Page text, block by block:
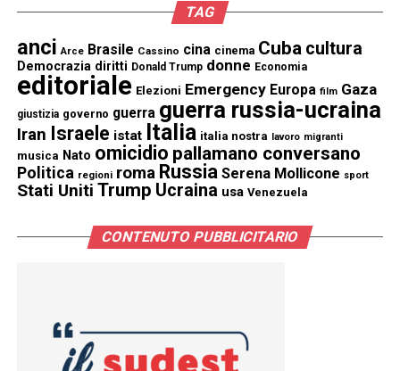
TAG
anci Arce Brasile Cassino cina cinema Cuba cultura
Democrazia diritti Donald Trump donne Economia
editoriale Elezioni Emergency Europa film Gaza
giustizia governo guerra guerra russia-ucraina
Iran Israele istat Italia italia nostra lavoro migranti
musica Nato omicidio pallamano conversano
Politica regioni roma Russia Serena Mollicone sport
Stati Uniti Trump Ucraina usa Venezuela
CONTENUTO PUBBLICITARIO